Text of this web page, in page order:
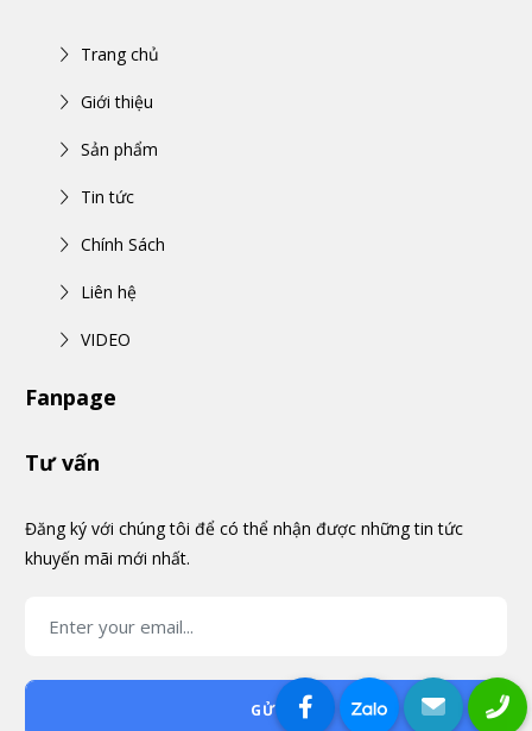
Trang chủ
Giới thiệu
Sản phẩm
Tin tức
Chính Sách
Liên hệ
VIDEO
Fanpage
Tư vấn
Đăng ký với chúng tôi để có thể nhận được những tin tức
khuyến mãi mới nhất.
GỬI